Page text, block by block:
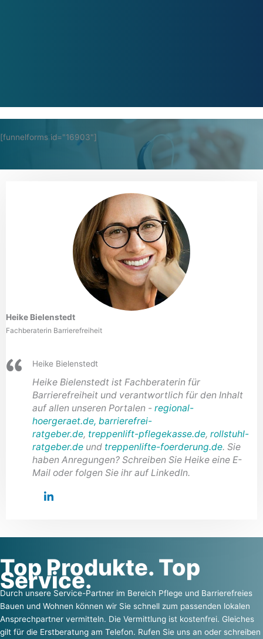
[funnelforms id="16903"]
Heike Bielenstedt
Fachberaterin Barrierefreiheit
Heike Bielenstedt
Heike Bielenstedt ist Fachberaterin für
Barrierefreiheit und verantwortlich für den Inhalt
auf allen unseren Portalen - regional-
hoergeraet.de, barrierefrei-
ratgeber.de, treppenlift-pflegekasse.de, rollstuhl-
ratgeber.de und treppenlifte-foerderung.de. Sie
haben Anregungen? Schreiben Sie Heike eine E-
Mail oder folgen Sie ihr auf LinkedIn.
Top Produkte. Top
Service.
Durch unsere Service-Partner im Bereich Pflege und Barrierefreies
Bauen und Wohnen können wir Sie schnell zum passenden lokalen
Ansprechpartner vermitteln. Die Vermittlung ist kostenfrei. Gleiches
gilt für die Erstberatung am Telefon. Rufen Sie uns an oder schreiben